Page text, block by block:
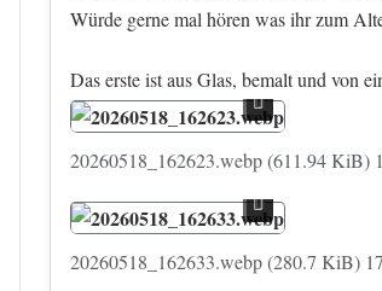
Würde gerne mal hören was ihr zum
Das erste ist aus Glas, bemalt und von
20260518_162623.webp (611.94 KiB)
20260518_162633.webp (280.7 KiB)